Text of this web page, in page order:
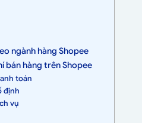
ngành hàng Shopee
bán hàng trên Shopee
toán
định
vụ